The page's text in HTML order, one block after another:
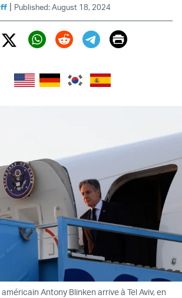
| Published: August 18, 2024
Twitter (X)
Print
Antony Blinken arrive à Tel Aviv, en